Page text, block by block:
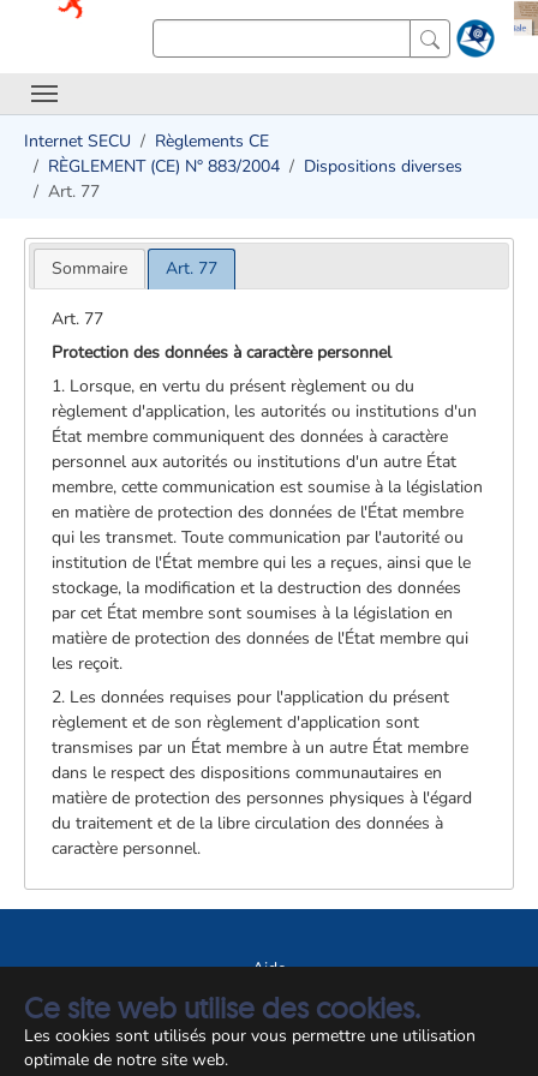
Ce site web utilise des cookies.
Les cookies sont utilisés pour vous permettre une utilisation
optimale de notre site web.
Internet SECU
Règlements CE
RÈGLEMENT (CE) N° 883/2004
Dispositions diverses
Art. 77
Sommaire Art. 77
Art. 77
Protection des données à caractère personnel
1. Lorsque, en vertu du présent règlement ou du
règlement d'application, les autorités ou institutions d'un
État membre communiquent des données à caractère
personnel aux autorités ou institutions d'un autre État
membre, cette communication est soumise à la législation
en matière de protection des données de l'État membre
qui les transmet. Toute communication par l'autorité ou
institution de l'État membre qui les a reçues, ainsi que le
stockage, la modification et la destruction des données
par cet État membre sont soumises à la législation en
matière de protection des données de l'État membre qui
les reçoit.
2. Les données requises pour l'application du présent
règlement et de son règlement d'application sont
transmises par un État membre à un autre État membre
dans le respect des dispositions communautaires en
matière de protection des personnes physiques à l'égard
du traitement et de la libre circulation des données à
caractère personnel.
Aide
A propos du site
Notice légale